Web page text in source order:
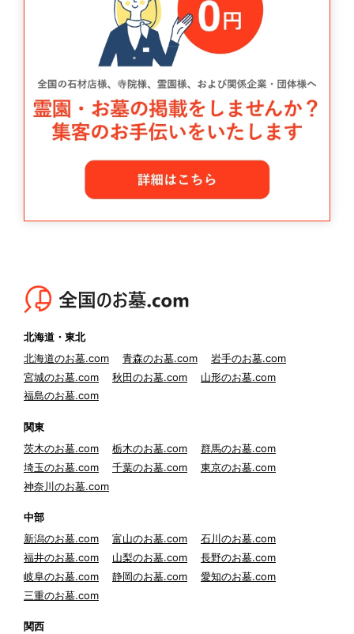
北海道・東北
北海道のお墓.com
青森のお墓.com
岩手のお墓.com
宮城のお墓.com
秋田のお墓.com
山形のお墓.com
福島のお墓.com
関東
茨木のお墓.com
栃木のお墓.com
群馬のお墓.com
埼玉のお墓.com
千葉のお墓.com
東京のお墓.com
神奈川のお墓.com
中部
新潟のお墓.com
富山のお墓.com
石川のお墓.com
福井のお墓.com
山梨のお墓.com
長野のお墓.com
岐阜のお墓.com
静岡のお墓.com
愛知のお墓.com
三重のお墓.com
関西